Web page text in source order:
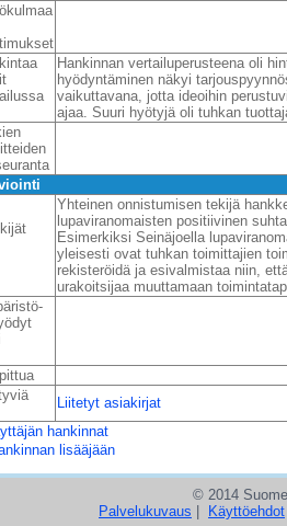
Hankinnan vertailuperusteena oli
hyödyntäminen näkyi
vaikuttavana, jotta ideoihin
ajaa. Suuri hyötyjä oli tuhkan
Yhteinen onnistumisen tekijä
lupaviranomaisten positiivinen
Esimerkiksi Seinäjoella
yleisesti ovat tuhkan toimittajien
rekisteröidä ja esivalmistaa niin,
urakoitsijaa muuttamaan
Liitetyt asiakirjat
hankinnat
lisääjään
© 2014
Palvelukuvaus
Käyttöehdot